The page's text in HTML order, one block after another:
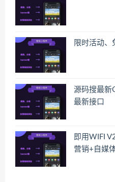
限时活动、
源码搜最新
最新接口
即用WIFI
营销+自媒